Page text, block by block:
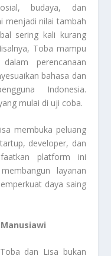
budaya, dan
menjadi nilai tambah
sering kali kurang
Toba mampu
perencanaan
bahasa dan
Indonesia.
mulai di uji coba.
membuka peluang
developer, dan
platform ini
layanan
daya saing
dan Lisa bukan